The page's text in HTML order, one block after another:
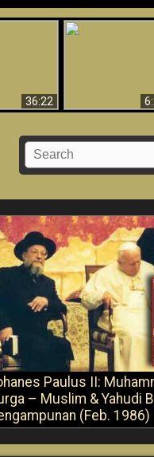
36:22
Paulus II:
– Muslim & Yahudi
(Feb. 1986)